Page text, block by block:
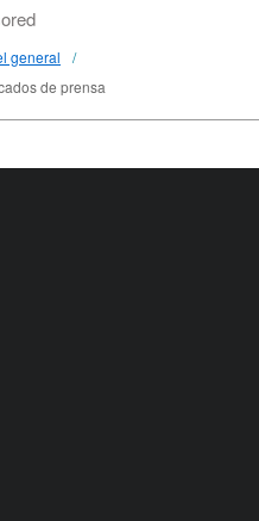
general
de prensa